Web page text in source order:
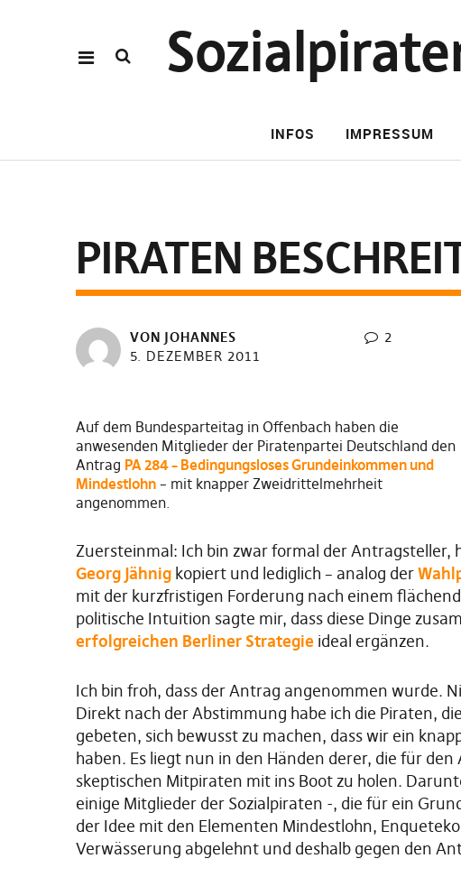
INFOS IMPRESSUM
PIRATEN
VON JOHANNES
5. DEZEMBER 2011
2
Auf dem Bundesparteitag in Offenbach haben die
anwesenden Mitglieder der Piratenpartei Deutschland den
Antrag PA 284 – Bedingungsloses Grundeinkommen und
Mindestlohn – mit knapper Zweidrittelmehrheit
angenommen.
Zuersteinmal: Ich bin zwar formal der Antragsteller,
Georg Jähnig kopiert und lediglich – analog der
mit der kurzfristigen Forderung nach einem
politische Intuition sagte mir, dass diese Dinge
erfolgreichen Berliner Strategie ideal ergänzen.
Ich bin froh, dass der Antrag angenommen wurde.
Direkt nach der Abstimmung habe ich die Piraten,
gebeten, sich bewusst zu machen, dass wir ein
haben. Es liegt nun in den Händen derer, die für
skeptischen Mitpiraten mit ins Boot zu holen.
einige Mitglieder der Sozialpiraten -, die für ein
der Idee mit den Elementen Mindestlohn,
Verwässerung abgelehnt und deshalb gegen den